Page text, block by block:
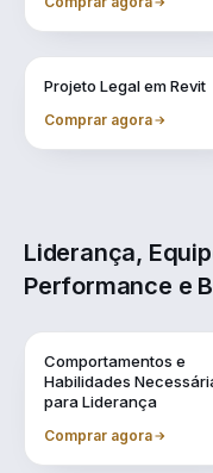
Projeto Legal em Revit
Comprar agora
Liderança,
Performance e
Comportamentos e
Habilidades
para Liderança
Comprar agora